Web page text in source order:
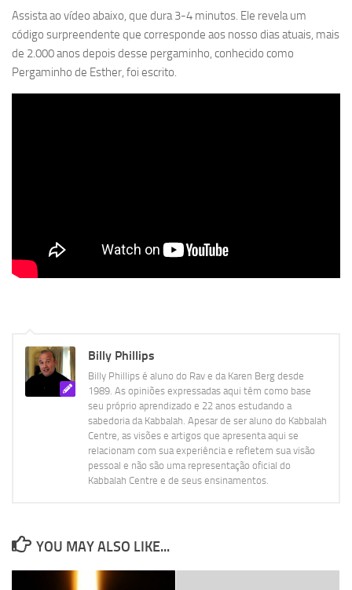
Assista ao vídeo abaixo, que dura 3-4 minutos. Ele revela um
código surpreendente que corresponde aos nosso dias atuais, mais
de 2.000 anos depois desse pergaminho, conhecido como
Pergaminho de Esther, foi escrito.
Billy Phillips
Billy Phillips é aluno do Rav e da Karen Berg desde
1989. As opiniões expressadas aqui têm como base
seu próprio aprendizado e 22 anos estudando a
sabedoria da Kabbalah. Apesar de ser aluno do Kabbalah
Centre, as visões e artigos que apresenta aqui se
relacionam com sua experiência e refletem sua visão
pessoal e não são uma representação oficial do
Kabbalah Centre e de seus ensinamentos.
YOU MAY ALSO LIKE...